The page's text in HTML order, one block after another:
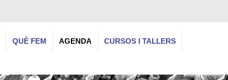
QUÈ FEM AGENDA CURSOS I TALLERS